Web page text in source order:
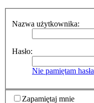
Nazwa użytkownika:
Hasło:
Nie pamiętam hasła
Zapamiętaj mnie